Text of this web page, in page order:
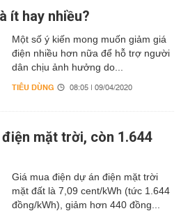
ít hay nhiều?
Một số ý kiến mong muốn giảm giá
điện nhiều hơn nữa để hỗ trợ người
dân chịu ảnh hưởng do...
TIÊU DÙNG 08:05 | 09/04/2020
mặt trời, còn 1.644
Giá mua điện dự án điện mặt trời
mặt đất là 7,09 cent/kWh (tức 1.644
đồng/kWh), giảm hơn 440 đồng...